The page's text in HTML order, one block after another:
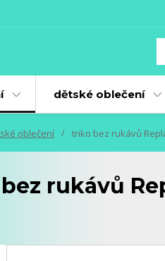
dětské oblečení
oblečení triko bez rukávů
rukávů